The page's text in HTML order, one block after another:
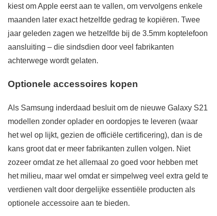
kiest om Apple eerst aan te vallen, om vervolgens enkele
maanden later exact hetzelfde gedrag te kopiëren. Twee
jaar geleden zagen we hetzelfde bij de 3.5mm koptelefoon
aansluiting – die sindsdien door veel fabrikanten
achterwege wordt gelaten.
Optionele accessoires kopen
Als Samsung inderdaad besluit om de nieuwe Galaxy S21
modellen zonder oplader en oordopjes te leveren (waar
het wel op lijkt, gezien de officiële certificering), dan is de
kans groot dat er meer fabrikanten zullen volgen. Niet
zozeer omdat ze het allemaal zo goed voor hebben met
het milieu, maar wel omdat er simpelweg veel extra geld te
verdienen valt door dergelijke essentiële producten als
optionele accessoire aan te bieden.